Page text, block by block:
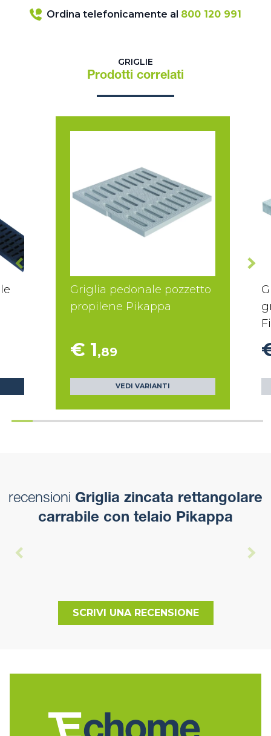
Ordina telefonicamente al 800 120 991
GRIGLIE
Prodotti correlati
Griglia pedonale pozzetto
propilene Pikappa
€ 1,89
VEDI VARIANTI
recensioni Griglia zincata rettangolare
carrabile con telaio Pikappa
SCRIVI UNA RECENSIONE